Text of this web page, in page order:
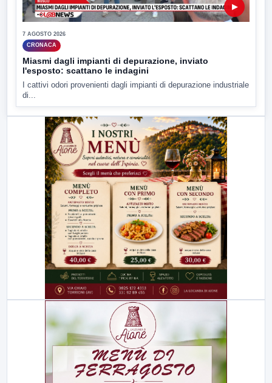
▶
7 AGOSTO 2026
CRONACA
Miasmi dagli impianti di depurazione, inviato
l'esposto: scattano le indagini
I cattivi odori provenienti dagli impianti di depurazione industriale
di...